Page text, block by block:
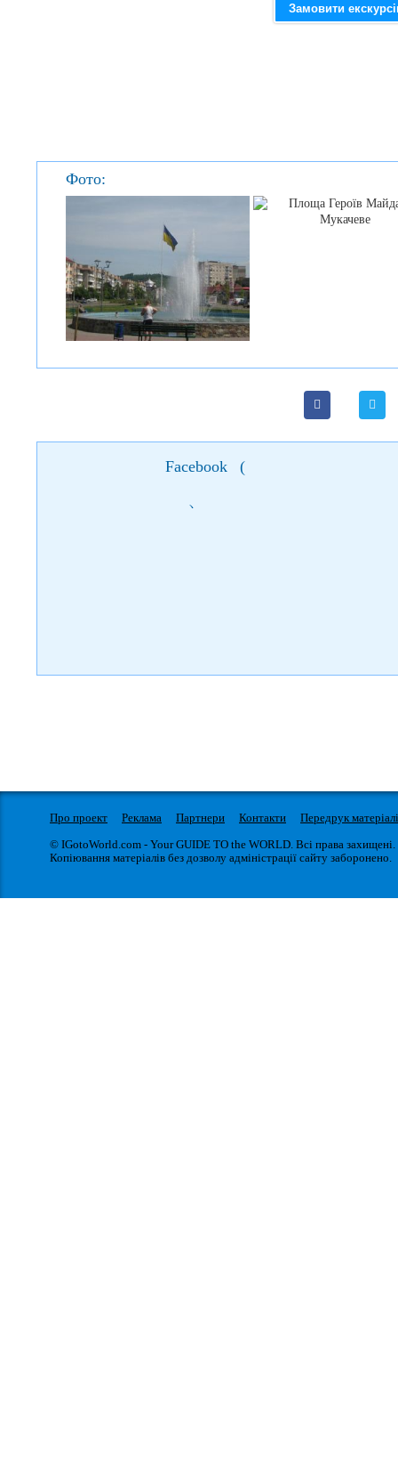
Замовити
Фото:
Facebook (
)
Про проект Реклама Партнери Контакти
Передрук
© IGotoWorld.com - Your GUIDE TO the WORLD. Всі права захищені.
Копіювання матеріалів без дозволу адміністрації сайту заборонено.